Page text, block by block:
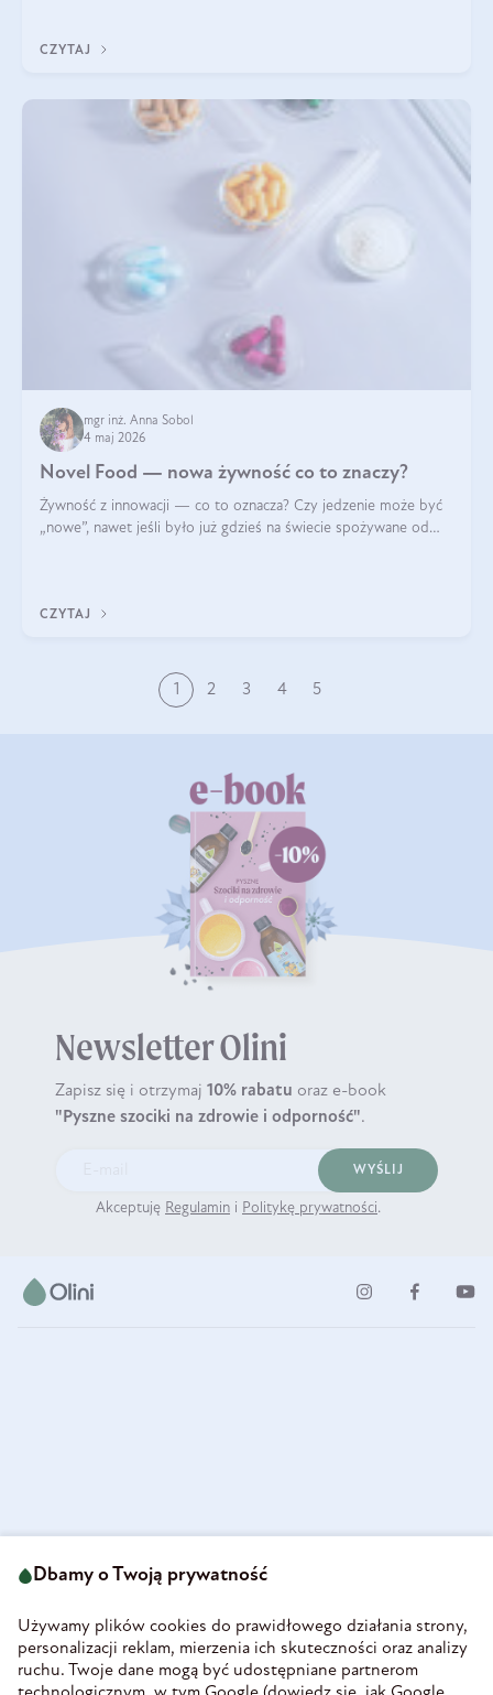
CZYTAJ
mgr inż. Anna Sobol
4 maj 2026
Novel Food — nowa żywność co to znaczy?
Żywność z innowacji — co to oznacza? Czy jedzenie może być
„nowe”, nawet jeśli było już gdzieś na świecie spożywane od
CZYTAJ
1 2 3 4 5
Newsletter Olini
Zapisz się i otrzymaj 10% rabatu oraz e-book
"Pyszne szociki na zdrowie i odporność".
WYŚLIJ
Akceptuję Regulamin i Politykę prywatności.
58-160 Świebodzice
REGON 890213034
INFORMACJE
Dbamy o Twoją prywatność
Używamy plików cookies do prawidłowego działania strony,
personalizacji reklam, mierzenia ich skuteczności oraz analizy
ruchu. Twoje dane mogą być udostępniane partnerom